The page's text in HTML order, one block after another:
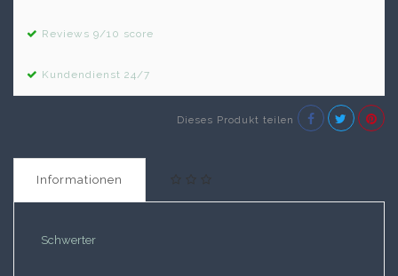
Reviews 9/10 score
Kundendienst 24/7
Dieses Produkt teilen
Informationen
Schwerter